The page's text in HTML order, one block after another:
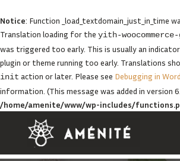
Notice: Function _load_textdomain_just_in_time
Translation loading for the yith-
was triggered too early. This is usually an
plugin or theme running too early. Translations
init action or later. Please see Debugging in
information. (This message was added in version
/home/amenite/www/wp-includes/